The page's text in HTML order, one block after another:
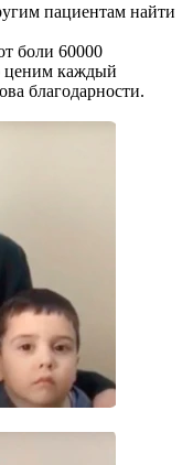
пациентам найти
боли 60000
ценим каждый
благодарности.